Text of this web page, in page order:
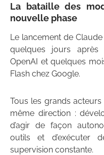
La bataille des
nouvelle phase
Le lancement de
quelques jours
OpenAI et quelques
Flash chez Google.
Tous les grands
même direction :
d’agir de façon
outils et d’exécuter
supervision constante.